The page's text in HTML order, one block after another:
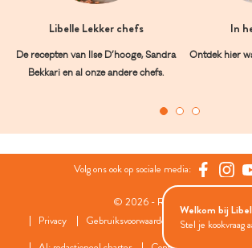
Libelle Lekker chefs
De recepten van Ilse D’hooge, Sandra
Bekkari en al onze andere chefs.
In
Ontdek hier
Volg ons ook op sociale media:
© 2026 - Roularta Media Group
Privacy
Gebruiksvoorwaarden Cookies
Welkom bij
Stel je kookvraag